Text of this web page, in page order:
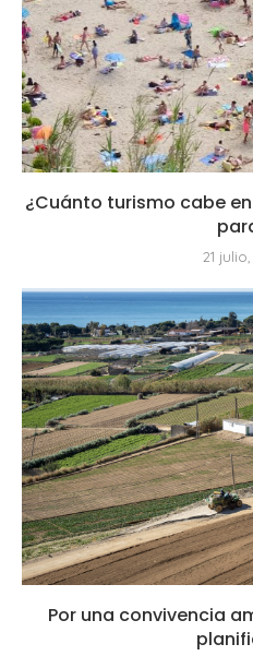
¿Cuánto turismo cabe
21
Por una convivencia